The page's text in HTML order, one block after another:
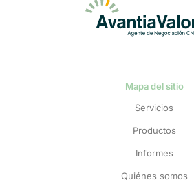
Mapa del sitio
Servicios
Productos
Informes
Quiénes somos